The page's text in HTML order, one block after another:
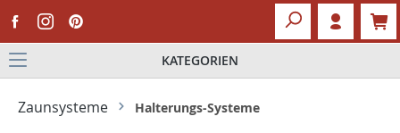
KATEGORIEN
Zaunsysteme Halterungs-Systeme